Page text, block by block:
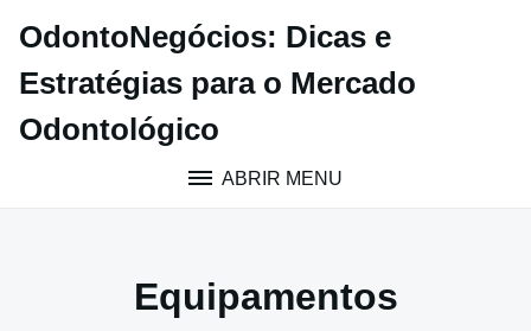
para
conteúdo
OdontoNegócios: Dicas e
Estratégias para o Mercado
Odontológico
ABRIR MENU
Equipamentos